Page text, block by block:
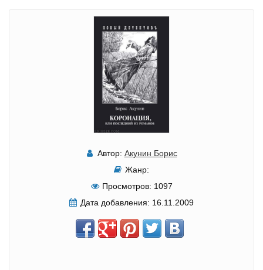
Автор: Акунин Борис
Жанр:
Просмотров: 1097
Дата добавления: 16.11.2009